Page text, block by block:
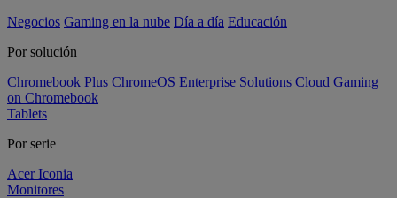
Negocios Gaming en la nube Día a día Educación
Por solución
Chromebook Plus ChromeOS Enterprise Solutions Cloud Gaming
on Chromebook
Tablets
Por serie
Acer Iconia
Monitores